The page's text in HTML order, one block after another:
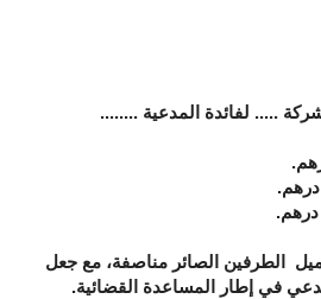
..... لفائدة المدعية ........
درهم.
الطرفين الصائر مناصفة، مع جعل
في إطار المساعدة القضائية.